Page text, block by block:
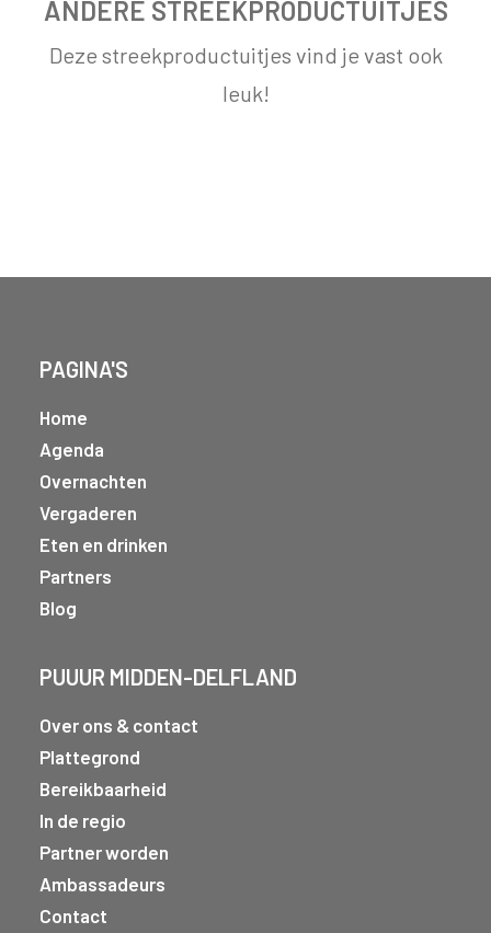
ANDERE STREEKPRODUCTUITJES
Deze streekproductuitjes vind je vast ook
leuk!
PAGINA'S
Home
Agenda
Overnachten
Vergaderen
Eten en drinken
Partners
Blog
PUUUR MIDDEN-DELFLAND
Over ons & contact
Plattegrond
Bereikbaarheid
In de regio
Partner worden
Ambassadeurs
Contact